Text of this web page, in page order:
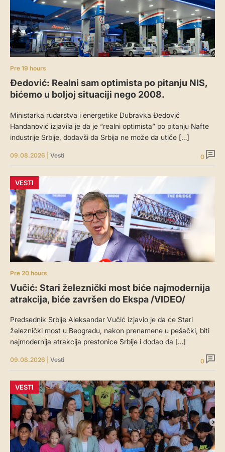
Pre 19 hours
Đedović: Realni sam optimista po pitanju NIS,
bićemo u boljoj situaciji nego 2008.
Ministarka rudarstva i energetike Dubravka Đedović
Handanović izjavila je da je “realni optimista” po pitanju Nafte
industrije Srbije, dodavši da Srbija ne može da utiče […]
09.08.2026 Vesti 0
Pre 20 hours
VESTI
Vučić: Stari železnički most biće najmodernija
atrakcija, biće završen do Ekspa /VIDEO/
Predsednik Srbije Aleksandar Vučić izjavio je da će Stari
železnički most u Beogradu, nakon prenamene u pešački, biti
najmodernija atrakcija prestonice Srbije i dodao da […]
09.08.2026 Vesti 0
VESTI